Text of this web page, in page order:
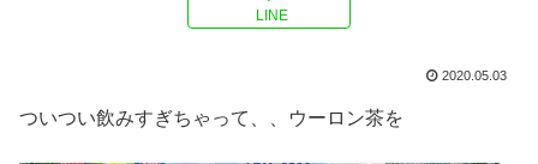
LINE
2020.05.03
ついつい飲みすぎちゃって、、ウーロン茶を